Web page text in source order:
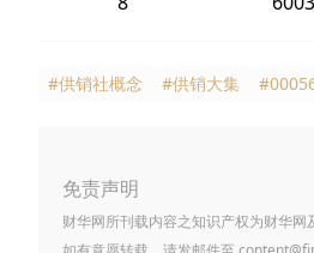
#供销社概念 #供销大集
免责声明
财华网所刊载内容之知识产权为财华网